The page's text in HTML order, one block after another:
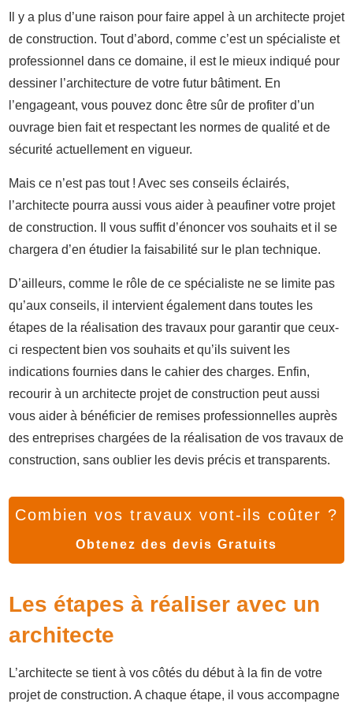
Il y a plus d’une raison pour faire appel à un architecte projet
de construction. Tout d’abord, comme c’est un spécialiste et
professionnel dans ce domaine, il est le mieux indiqué pour
dessiner l’architecture de votre futur bâtiment. En
l’engageant, vous pouvez donc être sûr de profiter d’un
ouvrage bien fait et respectant les normes de qualité et de
sécurité actuellement en vigueur.
Mais ce n’est pas tout ! Avec ses conseils éclairés,
l’architecte pourra aussi vous aider à peaufiner votre projet
de construction. Il vous suffit d’énoncer vos souhaits et il se
chargera d’en étudier la faisabilité sur le plan technique.
D’ailleurs, comme le rôle de ce spécialiste ne se limite pas
qu’aux conseils, il intervient également dans toutes les
étapes de la réalisation des travaux pour garantir que ceux-
ci respectent bien vos souhaits et qu’ils suivent les
indications fournies dans le cahier des charges. Enfin,
recourir à un architecte projet de construction peut aussi
vous aider à bénéficier de remises professionnelles auprès
des entreprises chargées de la réalisation de vos travaux de
construction, sans oublier les devis précis et transparents.
Combien vos travaux vont-ils coûter ?
Obtenez des devis Gratuits
Les étapes à réaliser avec un
architecte
L’architecte se tient à vos côtés du début à la fin de votre
projet de construction. A chaque étape, il vous accompagne